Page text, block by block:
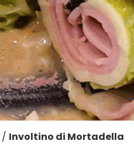
/ Involtino di Mortadella